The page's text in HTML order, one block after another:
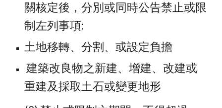
關核定後，分別或同時公告禁止或限
制左列事項:
土地移轉、分割、或設定負擔
重建及採取土石或變更地形